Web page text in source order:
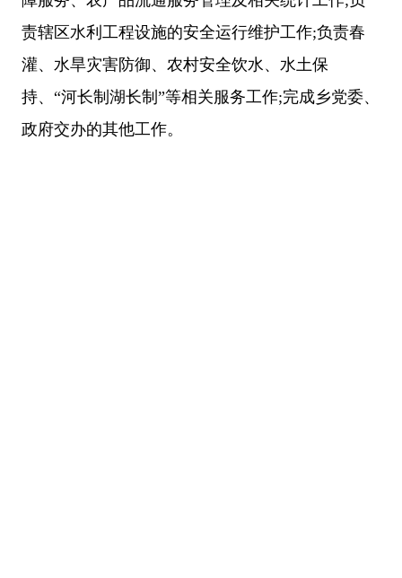
责辖区水利工程设施的安全运行维护工作;负责春
灌、水旱灾害防御、农村安全饮水、水土保
持、“河长制湖长制”等相关服务工作;完成乡党委、
政府交办的其他工作。